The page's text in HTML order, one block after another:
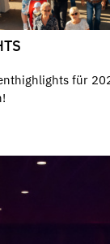
für